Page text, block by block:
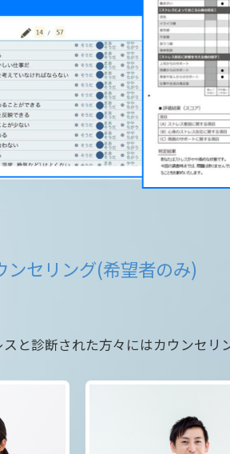
ンセリング(希望者のみ)
と診断された方々にはカウンセリ